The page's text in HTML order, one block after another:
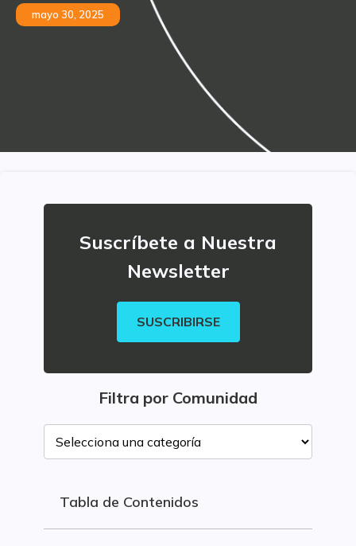
mayo 30, 2025
Suscríbete a Nuestra
Newsletter
SUSCRIBIRSE
Filtra por Comunidad
Tabla de Contenidos